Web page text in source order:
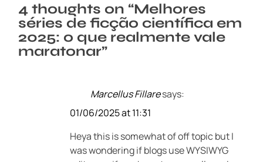
4 thoughts on “Melhores
séries de ficção científica em
2025: o que realmente vale
maratonar”
Marcellus Fillaresays:
01/06/2025 at 11:31
Heya this is somewhat of off topic but I
was wondering if blogs use WYSIWYG